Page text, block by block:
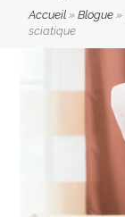
Accueil »Blogue »
sciatique